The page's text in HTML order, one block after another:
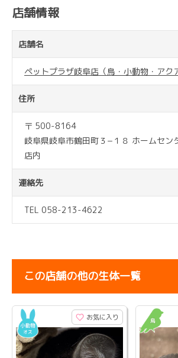
店舗情報
店舗名
ペットプラザ岐阜店（鳥・小動物・アク
住所
〒 500-8164
岐阜県岐阜市鶴田町３−１８ ホームセン
店内
連絡先
TEL 058-213-4622
この店舗の他の生体一覧
お気に入り